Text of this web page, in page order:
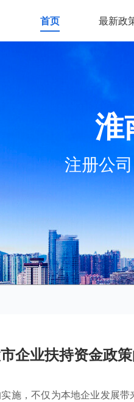
首页 最新政
淮
注册公
企业扶持资金政
施，不仅为本地企业发展